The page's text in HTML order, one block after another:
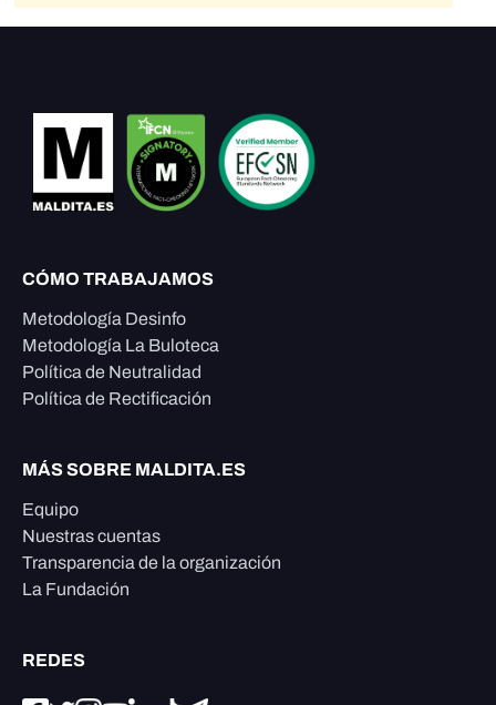
CÓMO TRABAJAMOS
Metodología Desinfo
Metodología La Buloteca
Política de Neutralidad
Política de Rectificación
MÁS SOBRE MALDITA.ES
Equipo
Nuestras cuentas
Transparencia de la organización
La Fundación
REDES